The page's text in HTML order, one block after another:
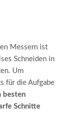
Messern ist
Schneiden in
Um
für die Aufgabe
besten
Schnitte